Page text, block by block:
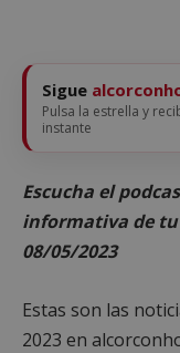
Sigue
Pulsa la estrella y
instante
Escucha el
informativa de tu
08/05/2023
Estas son las
2023 en